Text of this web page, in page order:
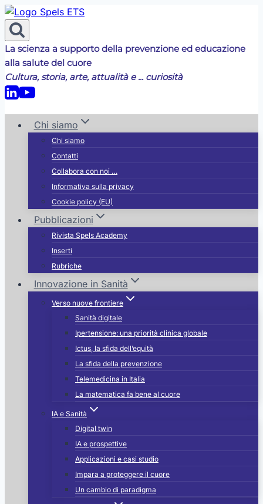
Salta
al
contenuto
La scienza a supporto della prevenzione ed educazione
alla salute del cuore
Cultura, storia, arte, attualità e ... curiosità
Chi siamo
Chi siamo
Contatti
Collabora con noi …
Informativa sulla privacy
Cookie policy (EU)
Pubblicazioni
Rivista Spels Academy
Inserti
Rubriche
Innovazione in Sanità
Verso nuove frontiere
Sanità digitale
Ipertensione: una priorità clinica globale
Ictus, la sfida dell’equità
La sfida della prevenzione
Telemedicina in Italia
La matematica fa bene al cuore
IA e Sanità
Digital twin
IA e prospettive
Applicazioni e casi studio
Impara a proteggere il cuore
Un cambio di paradigma